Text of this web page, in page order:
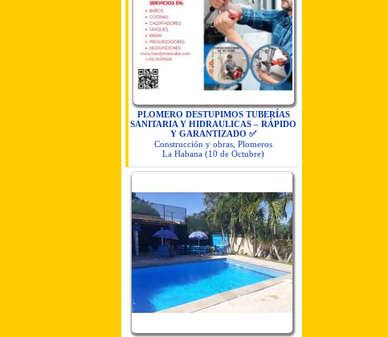
PLOMERO DESTUPIMOS TUBERÍAS
SANITARIA Y HIDRAULICAS – RÁPIDO
Y GARANTIZADO ✅
Construcción y obras, Plomeros
La Habana (10 de Octubre)